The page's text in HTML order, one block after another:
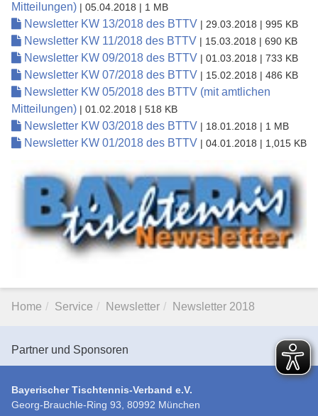
Mitteilungen) | 05.04.2018 | 1 MB
Newsletter KW 13/2018 des BTTV | 29.03.2018 | 995 KB
Newsletter KW 11/2018 des BTTV | 15.03.2018 | 690 KB
Newsletter KW 09/2018 des BTTV | 01.03.2018 | 733 KB
Newsletter KW 07/2018 des BTTV | 15.02.2018 | 486 KB
Newsletter KW 05/2018 des BTTV (mit amtlichen
Mitteilungen) | 01.02.2018 | 518 KB
Newsletter KW 03/2018 des BTTV | 18.01.2018 | 1 MB
Newsletter KW 01/2018 des BTTV | 04.01.2018 | 1,015 KB
Home Service Newsletter Newsletter 2018
Partner und Sponsoren
Bayerischer Tischtennis-Verband e.V.
Georg-Brauchle-Ring 93, 80992 München